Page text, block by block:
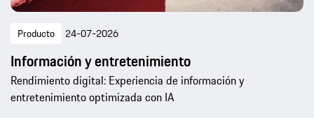
Producto 24-07-2026
Información y entretenimiento
Rendimiento digital: Experiencia de información y
entretenimiento optimizada con IA